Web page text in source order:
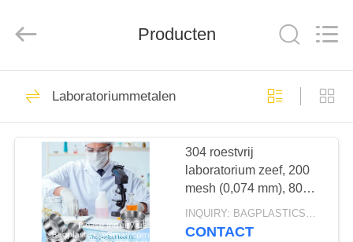
HUIS
PRODUCTEN
ONGEVEER
ONS
Rights
Reserved.
ECER
PROBEERZAKKEN
Producten
Laboratoriummetalen
304 roestvrij
laboratorium zeef, 200
mesh (0,074 mm), 80
mesh (0,18 mm), 10
mesh (2 mm) diafragma
INQUIRY: BAGPLASTICS@GMAIL.COM MOQ:WhatsApp: +8613780964661
CONTACT